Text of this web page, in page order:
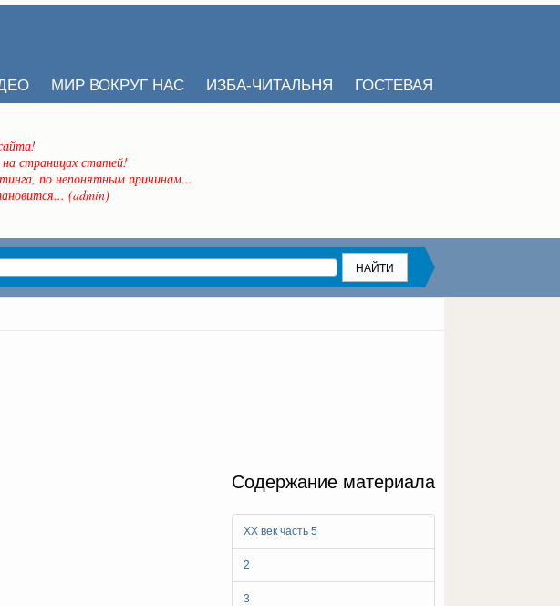
МИР ВОКРУГ НАС ИЗБА-ЧИТАЛЬНЯ ГОСТЕВАЯ
страницах статей!
по непонятным причинам...
(admin)
Содержание материала
ХХ век часть 5
2
3